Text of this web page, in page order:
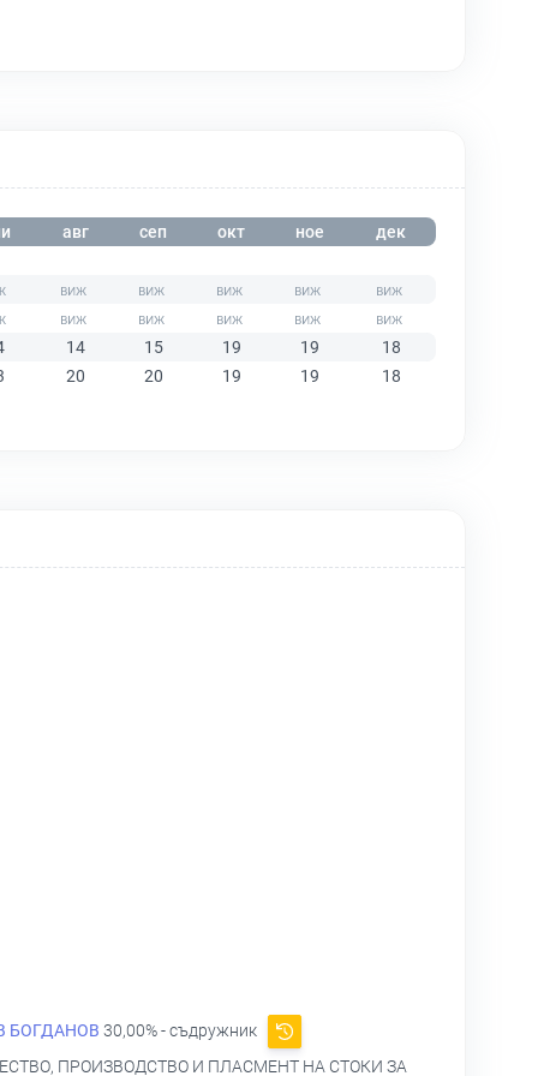
авг сеп окт ное дек
14 15 19 19
18
20 20 19 19 18
БОГДАНОВ 30,00% - съдружник
ПРОИЗВОДСТВО И ПЛАСМЕНТ НА СТОКИ ЗА